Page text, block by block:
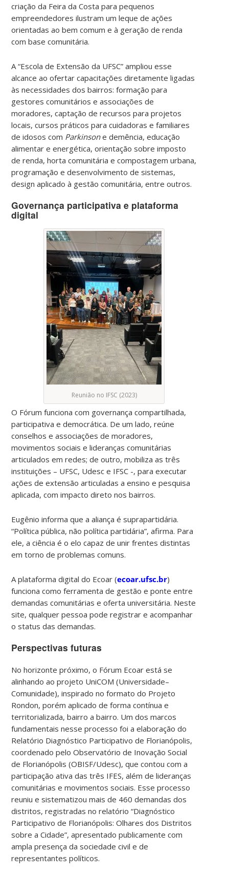
criação da Feira da Costa para pequenos
empreendedores ilustram um leque de ações
orientadas ao bem comum e à geração de renda
com base comunitária.
A “Escola de Extensão da UFSC” ampliou esse
alcance ao ofertar capacitações diretamente ligadas
às necessidades dos bairros: formação para
gestores comunitários e associações de
moradores, captação de recursos para projetos
locais, cursos práticos para cuidadoras e familiares
de idosos com Parkinsone demência, educação
alimentar e energética, orientação sobre imposto
de renda, horta comunitária e compostagem urbana,
programação e desenvolvimento de sistemas,
design aplicado à gestão comunitária, entre outros.
Governança participativa e plataforma
digital
Reunião no IFSC (2023)
O Fórum funciona com governança compartilhada,
participativa e democrática. De um lado, reúne
conselhos e associações de moradores,
movimentos sociais e lideranças comunitárias
articulados em redes; de outro, mobiliza as três
instituições – UFSC, Udesc e IFSC -, para executar
ações de extensão articuladas a ensino e pesquisa
aplicada, com impacto direto nos bairros.
Eugênio informa que a aliança é suprapartidária.
“Política pública, não política partidária”, afirma. Para
ele, a ciência é o elo capaz de unir frentes distintas
em torno de problemas comuns.
A plataforma digital do Ecoar (ecoar.ufsc.br)
funciona como ferramenta de gestão e ponte entre
demandas comunitárias e oferta universitária. Neste
site, qualquer pessoa pode registrar e acompanhar
o status das demandas.
Perspectivas futuras
No horizonte próximo, o Fórum Ecoar está se
alinhando ao projeto UniCOM (Universidade–
Comunidade), inspirado no formato do Projeto
Rondon, porém aplicado de forma contínua e
territorializada, bairro a bairro. Um dos marcos
fundamentais nesse processo foi a elaboração do
Relatório Diagnóstico Participativo de Florianópolis,
coordenado pelo Observatório de Inovação Social
de Florianópolis (OBISF/Udesc), que contou com a
participação ativa das três IFES, além de lideranças
comunitárias e movimentos sociais. Esse processo
reuniu e sistematizou mais de 460 demandas dos
distritos, registradas no relatório “Diagnóstico
Participativo de Florianópolis: Olhares dos Distritos
sobre a Cidade”, apresentado publicamente com
ampla presença da sociedade civil e de
representantes políticos.